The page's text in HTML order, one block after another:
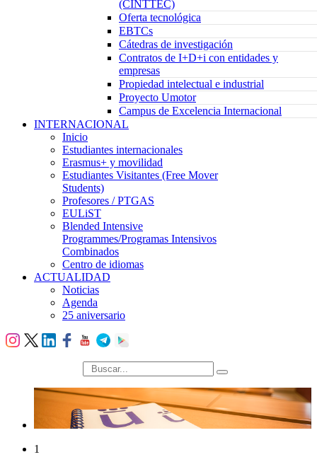
(CINTTEC)
Oferta tecnológica
EBTCs
Cátedras de investigación
Contratos de I+D+i con entidades y
empresas
Propiedad intelectual e industrial
Proyecto Umotor
Campus de Excelencia Internacional
INTERNACIONAL
Inicio
Estudiantes internacionales
Erasmus+ y movilidad
Estudiantes Visitantes (Free Mover
Students)
Profesores / PTGAS
EULiST
Blended Intensive
Programmes/Programas Intensivos
Combinados
Centro de idiomas
ACTUALIDAD
Noticias
Agenda
25 aniversario
búsqueda
1